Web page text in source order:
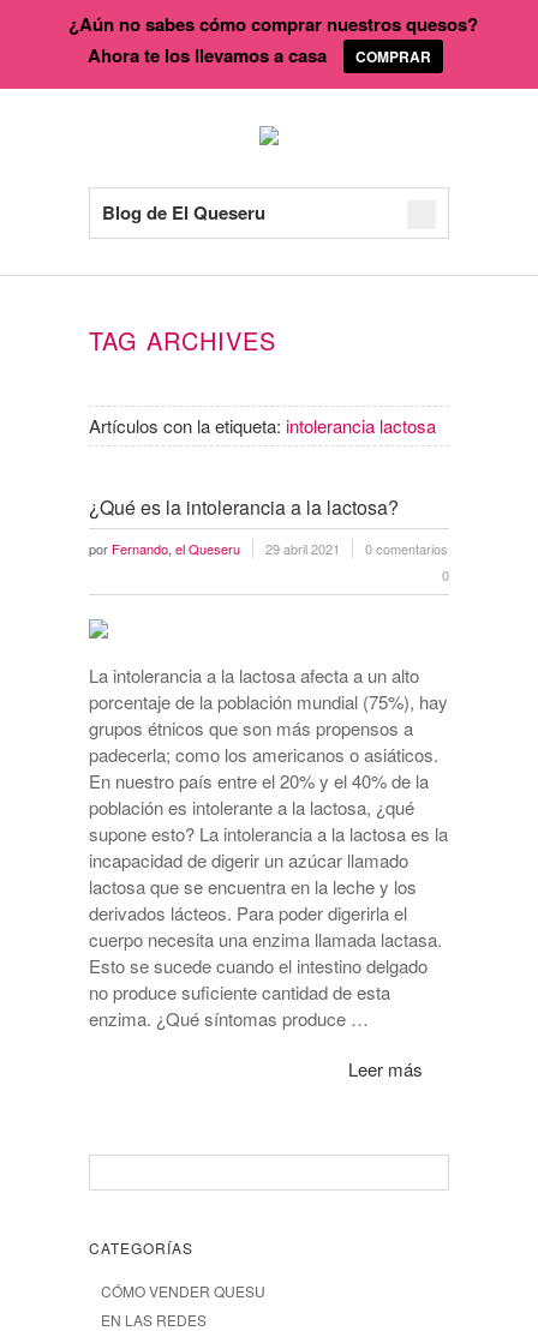
Blog de El Queseru
TAG ARCHIVES
Artículos con la etiqueta: intolerancia lactosa
¿Qué es la intolerancia a la lactosa?
por Fernando, el Queseru 29 abril 2021
0 comentarios
0
La intolerancia a la lactosa afecta a un alto
porcentaje de la población mundial (75%), hay
grupos étnicos que son más propensos a
padecerla; como los americanos o asiáticos.
En nuestro país entre el 20% y el 40% de la
población es intolerante a la lactosa, ¿qué
supone esto? La intolerancia a la lactosa es la
incapacidad de digerir un azúcar llamado
lactosa que se encuentra en la leche y los
derivados lácteos. Para poder digerirla el
cuerpo necesita una enzima llamada lactasa.
Esto se sucede cuando el intestino delgado
no produce suficiente cantidad de esta
enzima. ¿Qué síntomas produce …
Leer más
CATEGORÍAS
CÓMO VENDER QUESU
EN LAS REDES
¿Aún no sabes cómo comprar nuestros quesos?
Ahora te los llevamos a casa
COMPRAR